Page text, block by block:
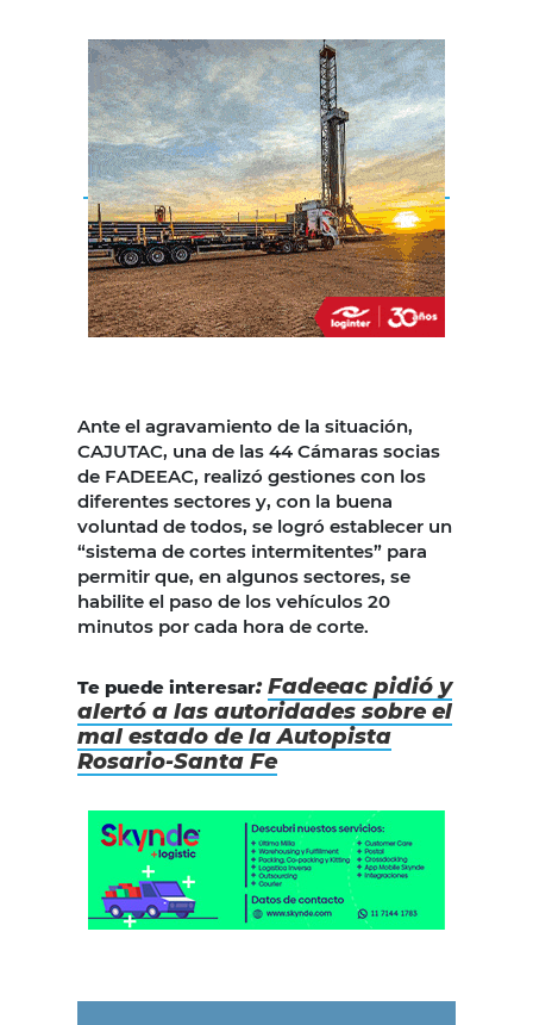
Ante el agravamiento de la situación,
CAJUTAC, una de las 44 Cámaras socias
de FADEEAC, realizó gestiones con los
diferentes sectores y, con la buena
voluntad de todos, se logró establecer un
“sistema de cortes intermitentes” para
permitir que, en algunos sectores, se
habilite el paso de los vehículos 20
minutos por cada hora de corte.
Te puede interesar:Fadeeac pidió y
alertó a las autoridades sobre el
mal estado de la Autopista
Rosario-Santa Fe